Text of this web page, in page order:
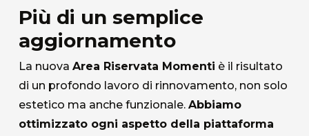
Più di un semplice
aggiornamento
La nuova Area Riservata Momenti è il risultato
di un profondo lavoro di rinnovamento, non solo
estetico ma anche funzionale. Abbiamo
ottimizzato ogni aspetto della piattaforma